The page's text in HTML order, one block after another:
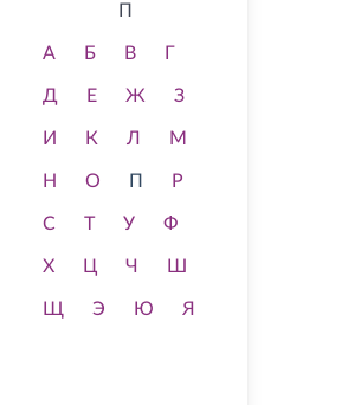
П
А Б В Г
Д Е Ж З
И К Л М
Н О П Р
С Т У Ф
Х Ц Ч Ш
Щ Э Ю Я